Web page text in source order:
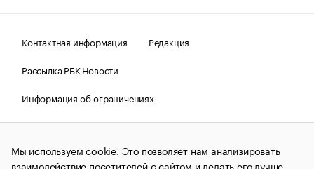
Контактная информация
Редакция
Рассылка РБК Новости
Информация об ограничениях
Правовая информация
О соблюдении авторских прав
© АО «РОСБИЗНЕСКОНСАЛТИНГ»,1995–2026.Сообщения
и материалы информационного агентства «РБК»
Мы используем cookie. Это позволяет нам анализировать
взаимодействие посетителей с сайтом и делать его лучше.